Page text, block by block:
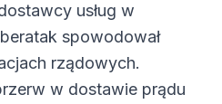
usług w
spowodował
rządowych.
w dostawie prądu